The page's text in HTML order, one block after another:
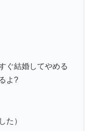
ぐ結婚してやめる
よ?
た）